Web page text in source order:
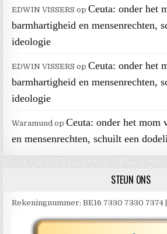
EDWIN VISSERS opCeuta: onder het
barmhartigheid en mensenrechten,
ideologie
EDWIN VISSERS opCeuta: onder het
barmhartigheid en mensenrechten,
ideologie
Waramund opCeuta: onder het mom
en mensenrechten, schuilt een
STEUN ONS
Rekeningnummer: BE16 7330 7330 7374